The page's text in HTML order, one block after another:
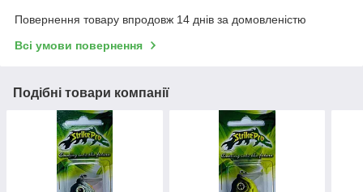
Повернення товару впродовж 14 днів за домовленістю
Всі умови повернення
Подібні товари компанії